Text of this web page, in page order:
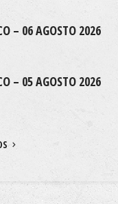
– 06 AGOSTO 2026
– 05 AGOSTO 2026